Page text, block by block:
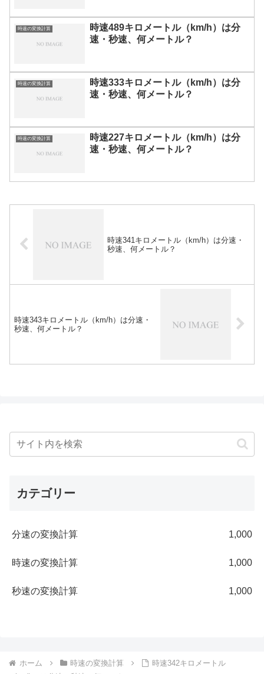
時速の変換計算
時速489キロメートル（km/h）は分
速・秒速、何メートル？
時速の変換計算
時速333キロメートル（km/h）は分
速・秒速、何メートル？
時速の変換計算
時速227キロメートル（km/h）は分
速・秒速、何メートル？
時速341キロメートル（km/h）は分速・
秒速、何メートル？
時速343キロメートル（km/h）は分速・
秒速、何メートル？
カテゴリー
分速の変換計算 1,000
時速の変換計算 1,000
秒速の変換計算 1,000
ホーム 時速の変換計算
時速342キロメートル